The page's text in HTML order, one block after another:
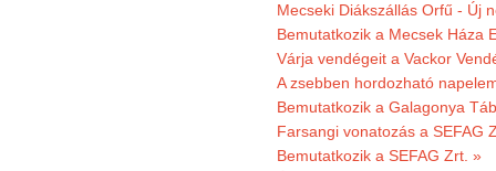
Mecseki Diákszállás Orfű - Új
Bemutatkozik a Mecsek Háza
Várja vendégeit a Vackor
A zsebben hordozható
Bemutatkozik a Galagonya
Farsangi vonatozás a SEFAG
Bemutatkozik a SEFAG Zrt. »